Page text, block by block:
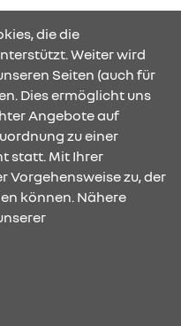
die die
Weiter wird
Seiten (auch für
Dies ermöglicht uns
Angebote auf
zu einer
statt. Mit Ihrer
Vorgehensweise zu, der
können. Nähere